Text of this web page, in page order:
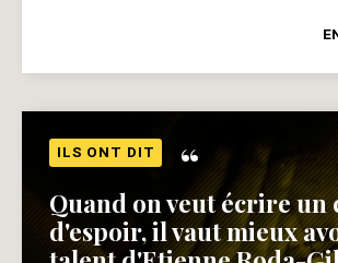
ILS ONT DIT “
Quand on veut écrire un
d'espoir, il vaut mieux